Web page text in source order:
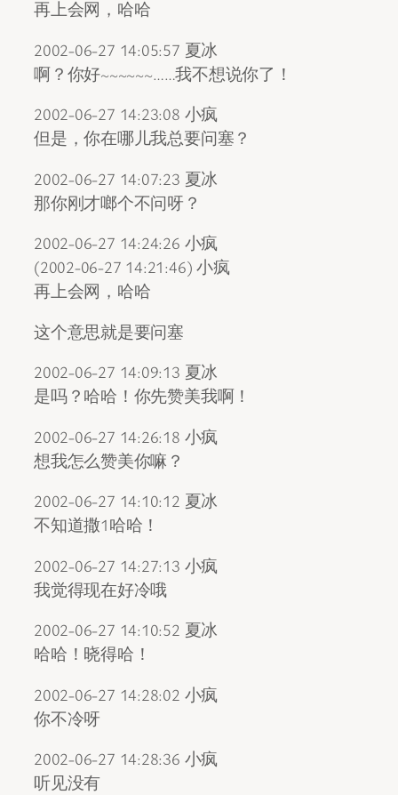
再上会网，哈哈
2002-06-27 14:05:57 夏冰
啊？你好~~~~~~……我不想说你了！
2002-06-27 14:23:08 小疯
但是，你在哪儿我总要问塞？
2002-06-27 14:07:23 夏冰
那你刚才啷个不问呀？
2002-06-27 14:24:26 小疯
(2002-06-27 14:21:46) 小疯
再上会网，哈哈
这个意思就是要问塞
2002-06-27 14:09:13 夏冰
是吗？哈哈！你先赞美我啊！
2002-06-27 14:26:18 小疯
想我怎么赞美你嘛？
2002-06-27 14:10:12 夏冰
不知道撒1哈哈！
2002-06-27 14:27:13 小疯
我觉得现在好冷哦
2002-06-27 14:10:52 夏冰
哈哈！晓得哈！
2002-06-27 14:28:02 小疯
你不冷呀
2002-06-27 14:28:36 小疯
听见没有